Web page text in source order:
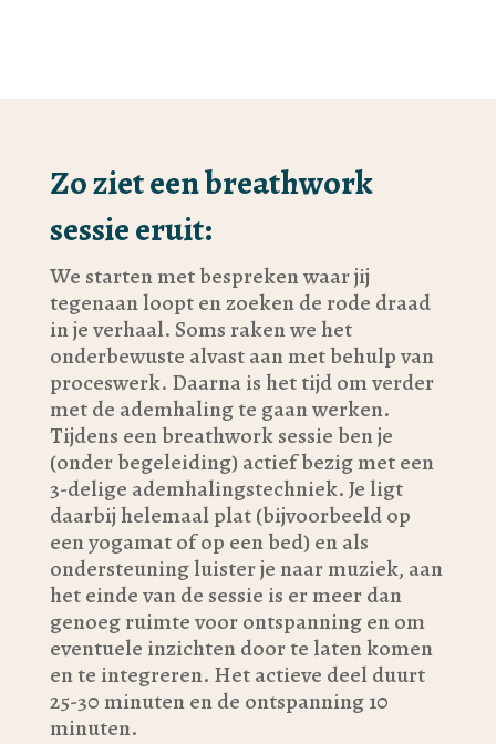
Zo ziet een breathwork
sessie eruit:
We starten met bespreken waar jij
tegenaan loopt en zoeken de rode draad
in je verhaal. Soms raken we het
onderbewuste alvast aan met behulp van
proceswerk. Daarna is het tijd om verder
met de ademhaling te gaan werken.
Tijdens een breathwork sessie ben je
(onder begeleiding) actief bezig met een
3-delige ademhalingstechniek. Je ligt
daarbij helemaal plat (bijvoorbeeld op
een yogamat of op een bed) en als
ondersteuning luister je naar muziek, aan
het einde van de sessie is er meer dan
genoeg ruimte voor ontspanning en om
eventuele inzichten door te laten komen
en te integreren. Het actieve deel duurt
25-30 minuten en de ontspanning 10
minuten.